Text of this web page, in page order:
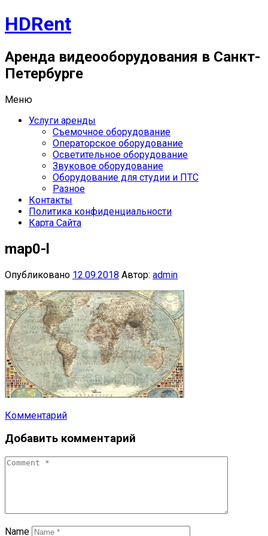
Перейти
кHDRent
Аренда видеооборудования в Санкт-
Петербурге
Меню
Услуги аренды
Съемочное оборудование
Операторское оборудование
Осветительное оборудование
Звуковое оборудование
Оборудование для студии и ПТС
Разное
Контакты
Политика конфиденциальности
Карта Сайта
map0-l
Опубликовано 12.09.2018 Автор: admin
Комментарий
по
публикациям
Добавить комментарий
Name